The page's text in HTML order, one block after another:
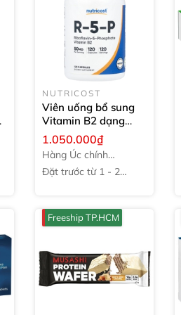
NUTRICOST
Viên uống bổ sung
Vitamin B2 dạng
hoạt tính Nutricost
R-5-P Riboflavin-5-
Phosphate 50mg
120 viên
1.050.000₫
Hàng Úc chính
hãng
Đặt trước từ 1 - 2
Freeship TP.HCM